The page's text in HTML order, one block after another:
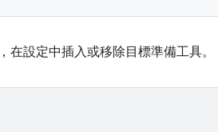
在設定中插入或移除目標準備工具。